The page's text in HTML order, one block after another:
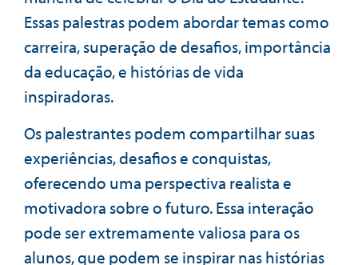
Essas palestras podem abordar temas como
carreira, superação de desafios, importância
da educação, e histórias de vida
inspiradoras.
Os palestrantes podem compartilhar suas
experiências, desafios e conquistas,
oferecendo uma perspectiva realista e
motivadora sobre o futuro. Essa interação
pode ser extremamente valiosa para os
alunos, que podem se inspirar nas histórias